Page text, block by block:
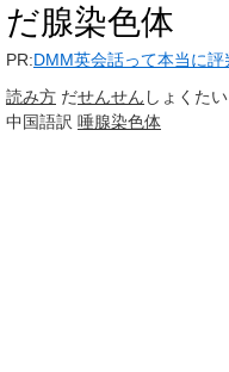
だ腺染色体
PR:DMM英会話って本当に
読み方 だせんせん しょくたい
中国語訳 唾腺染色体